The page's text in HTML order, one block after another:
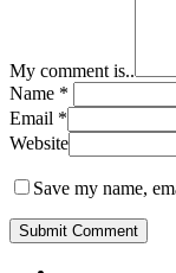
My comment is..
Name *
Email *
Website
Save my name,